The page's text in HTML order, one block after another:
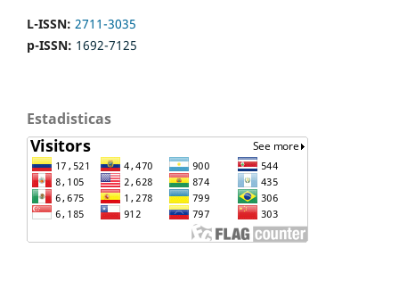
L-ISSN: 2711-3035
p-ISSN: 1692-7125
Estadisticas